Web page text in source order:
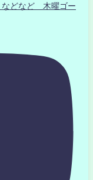
どなど 木曜ゴー